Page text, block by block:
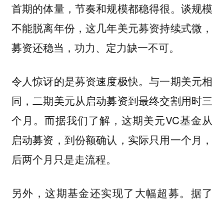
首期的体量，节奏和规模都稳得很。谈规模
不能脱离年份，这几年美元募资持续式微，
募资还稳当，功力、定力缺一不可。
令人惊讶的是募资速度极快。与一期美元相
同，二期美元从启动募资到最终交割用时三
个月。 而据我们了解，这期美元VC基金从
启动募资，到份额确认，实际只用一个月，
后两个月只是走流程。
另外，这期基金还实现了大幅超募。据了